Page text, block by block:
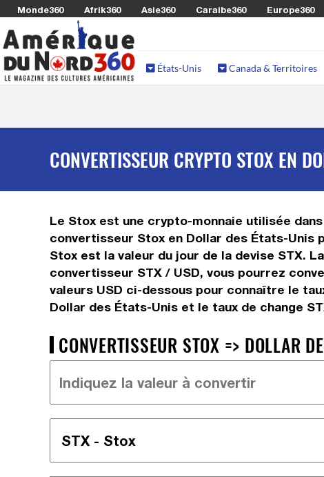
Monde360 Afrik360 Asie360 Caraibe360 Europe360
États-Unis Canada & Territoires
CONVERTISSEUR CRYPTO STOX EN
Le Stox est une crypto-monnaie utilisée
convertisseur Stox en Dollar des États-Unis
Stox est la valeur du jour de la devise STX.
convertisseur STX / USD, vous pourrez
valeurs USD ci-dessous pour connaître le
Dollar des États-Unis et le taux de change
CONVERTISSEUR STOX => DOLLAR